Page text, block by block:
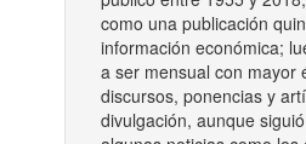
como una publicación
información económica;
a ser mensual con mayor
discursos, ponencias y
divulgación, aunque